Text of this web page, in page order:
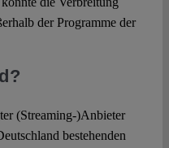
der Programme der
(Streaming-)Anbieter
bestehenden